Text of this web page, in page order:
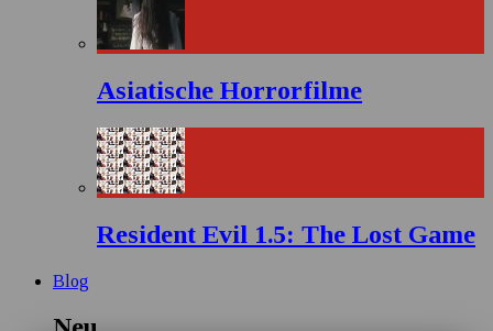
Asiatische Horrorfilme
Resident Evil 1.5: The Lost Game
Blog